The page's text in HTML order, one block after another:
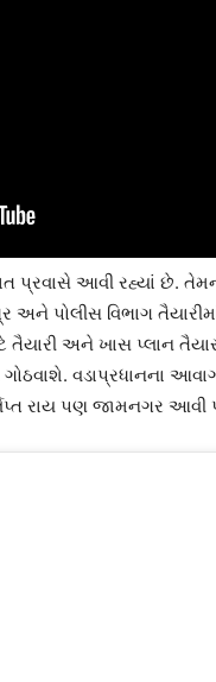
પ્રવાસે આવી રહ્યાં છે.
પોલીસ વિભાગ
તૈયારી અને ખાસ પ્લાન
વડાપ્રધાનના
રાય પણ જામનગર આવી